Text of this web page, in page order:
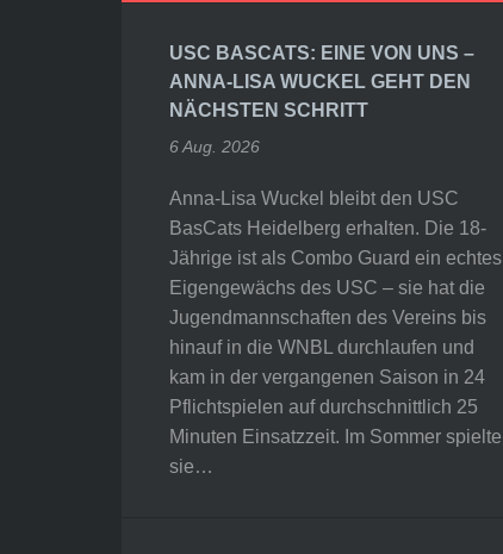
USC BASCATS: EINE VON UNS –
ANNA-LISA WUCKEL GEHT DEN
NÄCHSTEN SCHRITT
6 Aug. 2026
Anna-Lisa Wuckel bleibt den USC
BasCats Heidelberg erhalten. Die 18-
Jährige ist als Combo Guard ein echtes
Eigengewächs des USC – sie hat die
Jugendmannschaften des Vereins bis
hinauf in die WNBL durchlaufen und
kam in der vergangenen Saison in 24
Pflichtspielen auf durchschnittlich 25
Minuten Einsatzzeit. Im Sommer spielte
sie…